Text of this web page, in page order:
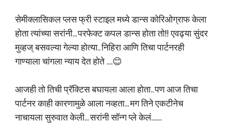
सेमीक्लासिकल प्लस फ्री स्टाइल मध्ये डान्स कोरिओग्राफ केला
होता त्यांच्या सरांनी... परफेक्ट कपल डान्स होता तो!! एवढ्या सुंदर
मुव्हज् बसवल्या गेल्या होत्या.. निहिरा आणि तिचा पार्टनरही
गाण्याला चांगला न्याय देत होते ....😊
आजही तो तिची प्रॅक्टिस बघायला आला होता.. पण आज तिचा
पार्टनर काही कारणामुळे आला नव्हता... मग तिने एकटीनेच
नाचायला सुरुवात केली... सरांनी सॉन्ग प्ले केलं.......